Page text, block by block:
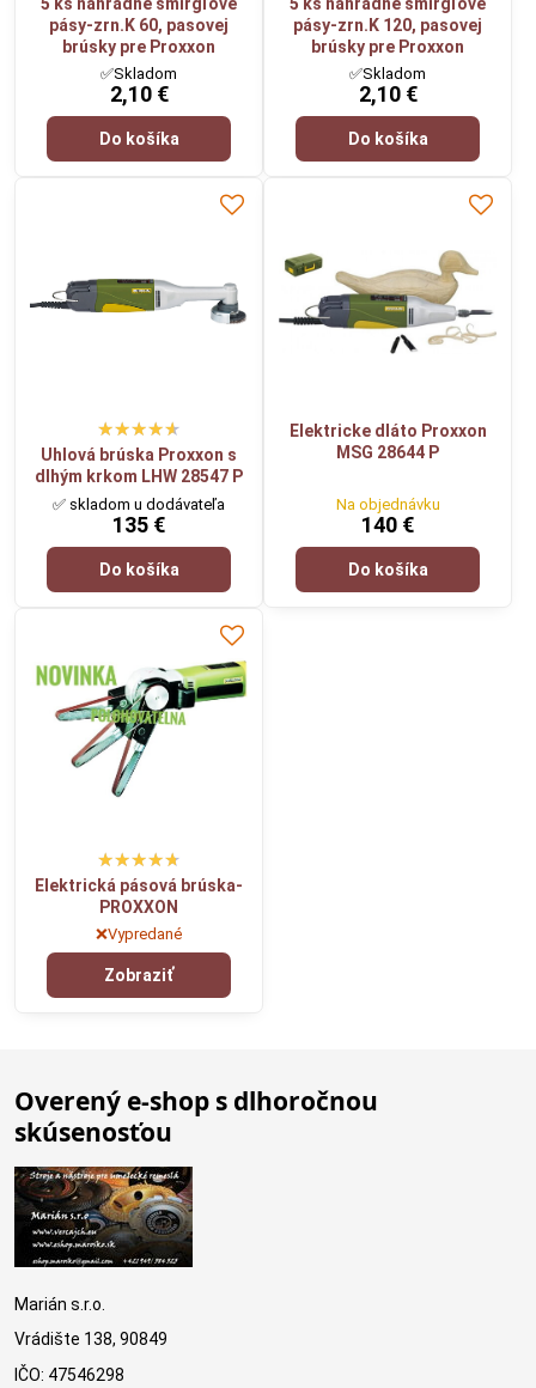
pásy-zrn.K 60, pasovej
brúsky pre Proxxon
✅Skladom
2,10 €
Do košíka
pásy-zrn.K 120, pasovej
brúsky pre Proxxon
✅Skladom
2,10 €
Do košíka
Uhlová brúska Proxxon s
dlhým krkom LHW 28547 P
✅ skladom u dodávateľa
135 €
Do košíka
Elektricke dláto Proxxon
MSG 28644 P
Na objednávku
140 €
Do košíka
Elektrická pásová brúska-
PROXXON
❌Vypredané
Zobraziť
Overený e-shop s dlhoročnou
skúsenosťou
Marián s.r.o.
Vrádište 138, 90849
IČO: 47546298